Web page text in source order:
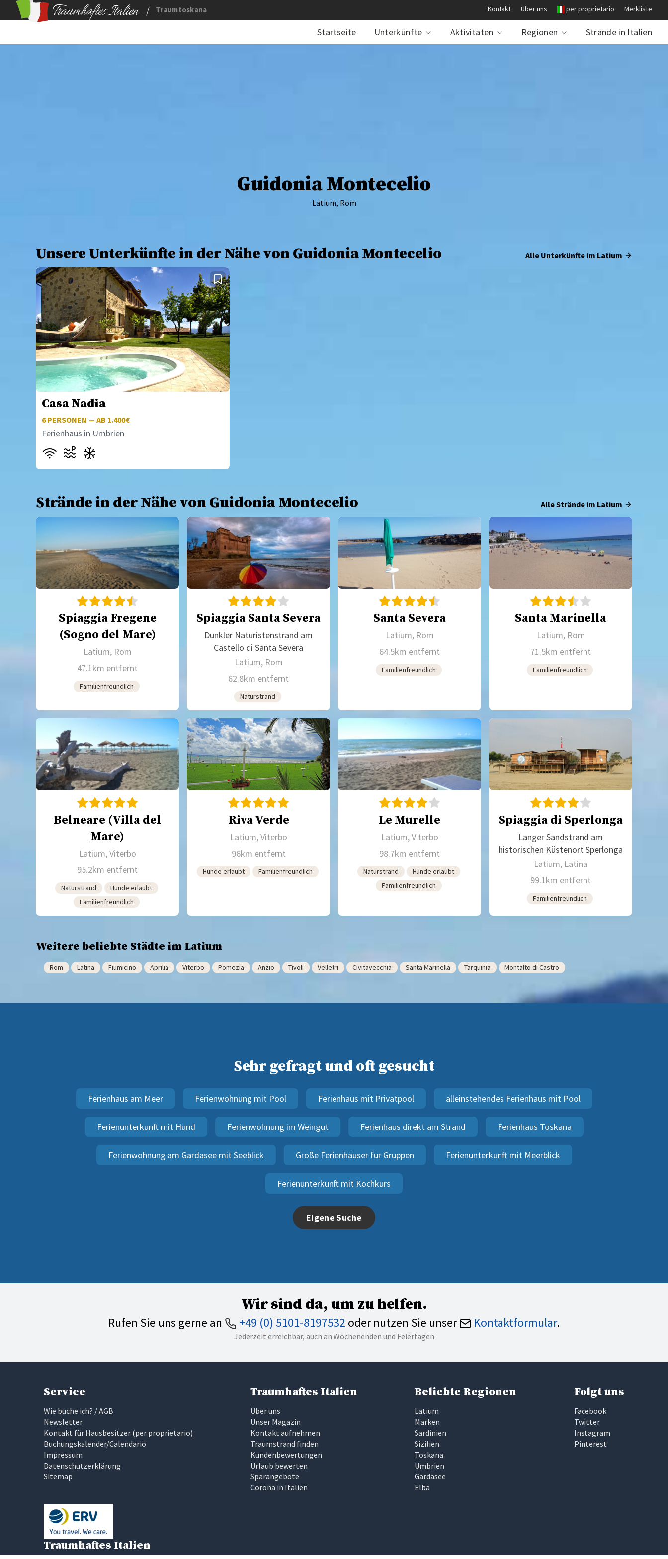
/ Traumtoskana Kontakt Über uns per proprietario Merkliste
Startseite Unterkünfte Aktivitäten Regionen Strände in Italien
Guidonia Montecelio
Latium, Rom
Unsere Unterkünfte in der Nähe von Guidonia Montecelio Alle Unterkünfte im Latium
Casa Nadia
6PERSONEN — AB 1.400€
Ferienhaus in Umbrien
Strände in der Nähe von Guidonia Montecelio Alle Strände im Latium
Spiaggia Fregene
(Sogno del Mare)
Latium, Rom
47.1km entfernt
Familienfreundlich
Spiaggia Santa Severa
Dunkler Naturistenstrand am
Castello di Santa Severa
Latium, Rom
62.8km entfernt
Naturstrand
Santa Severa
Latium, Rom
64.5km entfernt
Familienfreundlich
Santa Marinella
Latium, Rom
71.5km entfernt
Familienfreundlich
Belneare (Villa del
Mare)
Latium, Viterbo
95.2km entfernt
Naturstrand
Hunde erlaubt
Familienfreundlich
Riva Verde
Latium, Viterbo
96km entfernt
Hunde erlaubt Familienfreundlich
Le Murelle
Latium, Viterbo
98.7km entfernt
Naturstrand
Hunde erlaubt
Familienfreundlich
Spiaggia di Sperlonga
Langer Sandstrand am
historischen Küstenort Sperlonga
Latium, Latina
99.1km entfernt
Familienfreundlich
Weitere beliebte Städte im Latium
Rom Latina Fiumicino Aprilia Viterbo Pomezia Anzio Tivoli Velletri Civitavecchia Santa Marinella Tarquinia Montalto di Castro
Sehr gefragt und oft gesucht
Ferienhaus am Meer Ferienwohnung mit Pool Ferienhaus mit Privatpool alleinstehendes Ferienhaus mit Pool
Ferienunterkunft mit Hund Ferienwohnung im Weingut Ferienhaus direkt am Strand Ferienhaus Toskana
Ferienwohnung am Gardasee mit Seeblick Große Ferienhäuser für Gruppen Ferienunterkunft mit Meerblick
Ferienunterkunft mit Kochkurs
Eigene Suche
Wir sind da, um zu helfen.
Rufen Sie uns gerne an +49 (0) 5101-8197532 oder nutzen Sie unser Kontaktformular.
Jederzeit erreichbar, auch an Wochenenden und Feiertagen
Service
Wie buche ich? / AGB
Newsletter
Kontakt für Hausbesitzer (per proprietario)
Buchungskalender/Calendario
Impressum
Datenschutzerklärung
Sitemap
Traumhaftes Italien
Über uns
Unser Magazin
Kontakt aufnehmen
Traumstrand finden
Kundenbewertungen
Urlaub bewerten
Sparangebote
Corona in Italien
Beliebte Regionen
Latium
Marken
Sardinien
Sizilien
Toskana
Umbrien
Gardasee
Elba
Folgt uns
Facebook
Twitter
Instagram
Pinterest
Traumhaftes Italien